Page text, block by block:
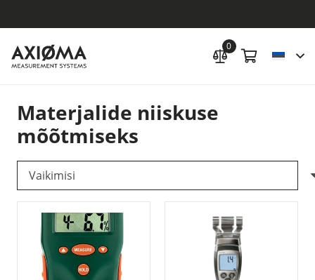
0
Materjalide niiskuse
mõõtmiseks